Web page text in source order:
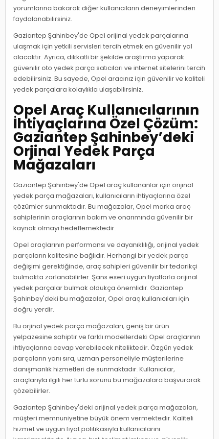
yorumlarına bakarak diğer kullanıcıların deneyimlerinden
faydalanabilirsiniz.
Gaziantep Şahinbey'de Opel orijinal yedek parçalarına
ulaşmak için yetkili servisleri tercih etmek en güvenilir yol
olacaktır. Ayrıca, dikkatli bir şekilde araştırma yaparak
güvenilir oto yedek parça satıcıları ve internet sitelerini tercih
edebilirsiniz. Bu sayede, Opel aracınız için güvenilir ve kaliteli
yedek parçalara kolaylıkla ulaşabilirsiniz.
Opel Araç Kullanıcılarının
İhtiyaçlarına Özel Çözüm:
Gaziantep Şahinbey’deki
Orjinal Yedek Parça
Mağazaları
Gaziantep Şahinbey'de Opel araç kullananlar için orijinal
yedek parça mağazaları, kullanıcıların ihtiyaçlarına özel
çözümler sunmaktadır. Bu mağazalar, Opel marka araç
sahiplerinin araçlarının bakım ve onarımında güvenilir bir
kaynak olmayı hedeflemektedir.
Opel araçlarının performansı ve dayanıklılığı, orijinal yedek
parçaların kalitesine bağlıdır. Herhangi bir yedek parça
değişimi gerektiğinde, araç sahipleri güvenilir bir tedarikçi
bulmakta zorlanabilirler. Şans eseri uygun fiyatlarla orijinal
yedek parçalar bulmak oldukça önemlidir. Gaziantep
Şahinbey'deki bu mağazalar, Opel araç kullanıcıları için
doğru yerdir.
Bu orjinal yedek parça mağazaları, geniş bir ürün
yelpazesine sahiptir ve farklı modellerdeki Opel araçlarının
ihtiyaçlarına cevap verebilecek niteliktedir. Özgün yedek
parçaların yanı sıra, uzman personeliyle müşterilerine
danışmanlık hizmetleri de sunmaktadır. Kullanıcılar,
araçlarıyla ilgili her türlü sorunu bu mağazalara başvurarak
çözebilirler.
Gaziantep Şahinbey'deki orijinal yedek parça mağazaları,
müşteri memnuniyetine büyük önem vermektedir. Kaliteli
hizmet ve uygun fiyat politikasıyla kullanıcılarını